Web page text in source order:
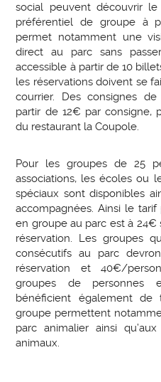
social peuvent découvrir
préférentiel de groupe à
permet notamment une
direct au parc sans
accessible à partir de 10
les réservations doivent se
courrier. Des consignes
partir de 12€ par consigne,
du restaurant la Coupole.
Pour les groupes de 25
associations, les écoles ou
spéciaux sont disponibles
accompagnées. Ainsi le
en groupe au parc est à 24€
réservation. Les groupes
consécutifs au parc
réservation et 40€/
groupes de personnes
bénéficient également
groupe permettent
parc animalier ainsi
animaux.